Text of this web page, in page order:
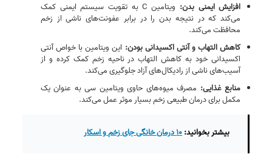
افزایش ایمنی بدن:
ویتامین C به تقویت سیستم ایمنی کمک
می‌کند که در نتیجه بدن را در برابر عفونت‌های ناشی از زخم
محافظت می‌کند.
کاهش التهاب و آنتی‌ اکسیدانی بودن: این ویتامین با خواص آنتی‌
اکسیدانی خود به کاهش التهاب در ناحیه زخم کمک کرده و از
آسیب‌های ناشی از رادیکال‌های آزاد جلوگیری می‌کند.
منابع غذایی: ‌ مصرف میوه‌های حاوی ویتامین سی به عنوان یک
مکمل برای درمان طبیعی زخم بسیار موثر عمل می‌کند.
بیشتر بخوانید:۱۰ درمان خانگی جای زخم و اسکار